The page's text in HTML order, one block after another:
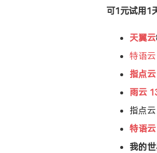
可1元试用1
天翼云
特语云
指点云
雨云
指点
特语云
我的世